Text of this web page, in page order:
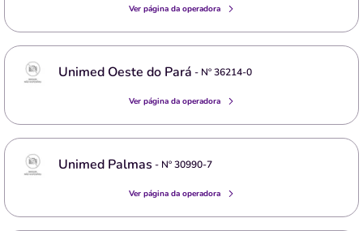
Ver página da operadora
Unimed Oeste do Pará - Nº36214-0
Ver página da operadora
Unimed Palmas - Nº30990-7
Ver página da operadora